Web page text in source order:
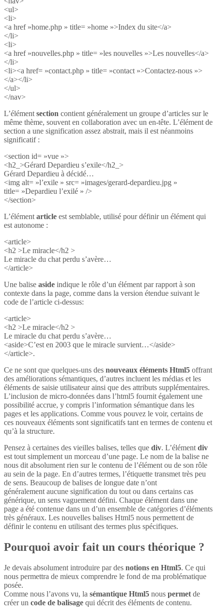
<ul>
<li>
<a href »home.php » title= »home »>Index du site</a>
</li>
<li>
<a href »nouvelles.php » title= »les nouvelles »>Les nouvelles</a>
</li>
<li><a href= »contact.php » title= »contact »>Contactez-nous »>
</a></li>
</ul>
</nav>
L’élément section contient généralement un groupe d’articles sur le
même thème, souvent en collaboration avec un en-tête. L’élément de
section a une signification assez abstrait, mais il est néanmoins
significatif :
<section id= »vue »>
<h2_>Gérard Depardieu s’exile</h2_>
Gérard Depardieu à décidé…
<img alt= »l’exile » src= »images/gerard-depardieu.jpg »
title= »Depardieu l’exilé » />
</section>
L’élément article est semblable, utilisé pour définir un élément qui
est autonome :
<article>
<h2 >Le miracle</h2 >
Le miracle du chat perdu s’avère…
</article>
Une balise aside indique le rôle d’un élément par rapport à son
contexte dans la page, comme dans la version étendue suivant le
code de l’article ci-dessus:
<article>
<h2 >Le miracle</h2 >
Le miracle du chat perdu s’avère…
<aside>C’est en 2003 que le miracle survient…</aside>
</article>.
Ce ne sont que quelques-uns des nouveaux éléments Html5 offrant
des améliorations sémantiques, d’autres incluent les médias et les
éléments de saisie utilisateur ainsi que des attributs supplémentaires.
L’inclusion de micro-données dans l’html5 fournit également une
possibilité accrue, y compris l’information sémantique dans les
pages et les applications. Comme vous pouvez le voir, certains de
ces nouveaux éléments sont significatifs tant en termes de contenu et
qu’à la structure.
Pensez à certaines des vieilles balises, telles que div. L’élément div
est tout simplement un morceau d’une page. Le nom de la balise ne
nous dit absolument rien sur le contenu de l’élément ou de son rôle
au sein de la page. En d’autres termes, l’étiquette transmet très peu
de sens. Beaucoup de balises de longue date n’ont
généralement aucune signification du tout ou dans certains cas
générique, un sens vaguement défini. Chaque élément dans une
page a été contenue dans un d’un ensemble de catégories d’éléments
très généraux. Les nouvelles balises Html5 nous permettent de
définir le contenu en utilisant des termes plus spécifiques.
Pourquoi avoir fait un cours théorique ?
Je devais absolument introduire par des notions en Html5. Ce qui
nous permettra de mieux comprendre le fond de ma problématique
posée.
Comme nous l’avons vu, la sémantique Html5 nous permet de
créer un code de balisage qui décrit des éléments de contenu.